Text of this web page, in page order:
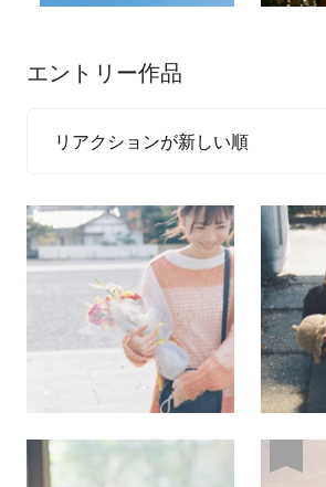
エントリー作品
リアクションが新しい順